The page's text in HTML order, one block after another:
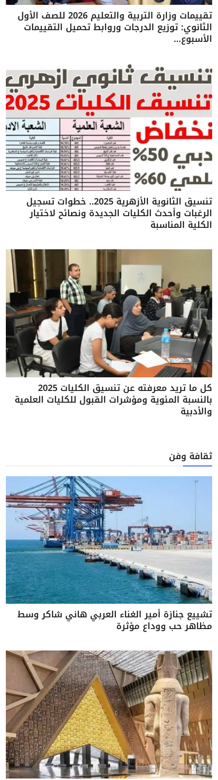
تقييمات وزارة التربية والتعليم 2026 للصف الأول
الثانوي: توزيع الدرجات وروابط تحميل التقييمات
الأسبوع...
تنسيق الثانوية الأزهرية 2025.. خطوات تسجيل
الرغبات وأحدث الكليات الجديدة ونصائح لاختيار
الكلية المناسبة
كل ما تريد معرفته عن تنسيق الكليات 2025
بالنسبة المئوية ومؤشرات القبول للكليات العلمية
والأدبية
ثقافة وفن
تشييع جنازة أمير الغناء العربي هاني شاكر وسط
مظاهر حب ووداع مؤثرة